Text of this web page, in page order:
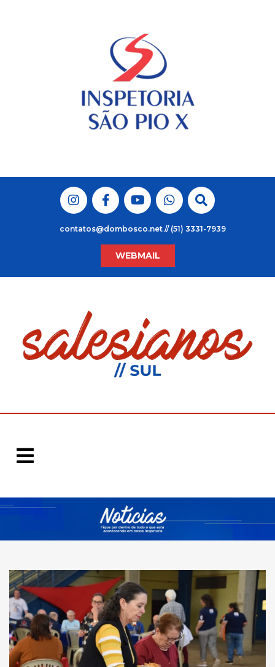
contatos@dombosco.net // (51) 3331-7939
WEBMAIL